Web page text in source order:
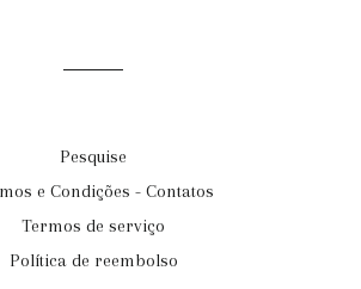
Pesquise
e Condições - Contatos
Termos de serviço
Política de reembolso